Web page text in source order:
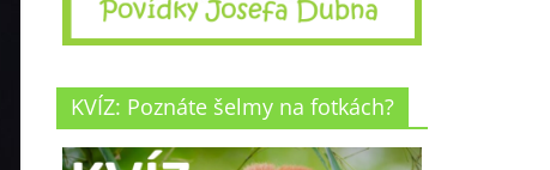
KVÍZ: Poznáte šelmy na fotkách?